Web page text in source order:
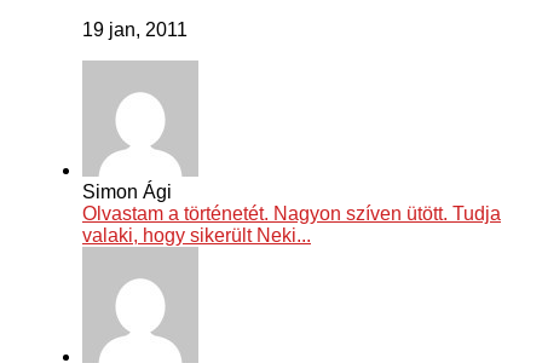
19 jan, 2011
Simon Ági
Olvastam a történetét. Nagyon szíven ütött. Tudja
valaki, hogy sikerült Neki...